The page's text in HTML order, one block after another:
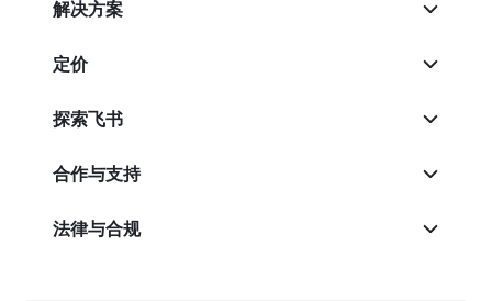
解决方案
定价
探索飞书
合作与支持
法律与合规